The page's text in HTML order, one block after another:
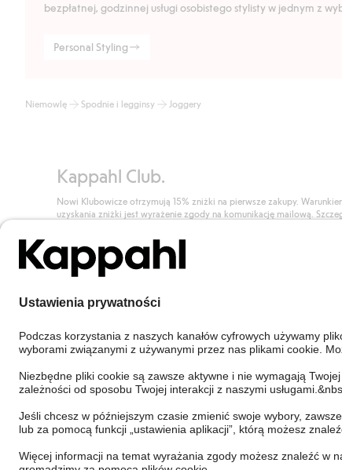
bezpłatnej, godzinnej usługi osobistego stylisty w jednym z
Personal Styling
Niemowlę Spodnie i legginsy Joggery
Kappahl Club.
Nowi Klubowicze otrzymują 15% zniżki na pierwsze zakupy.
uzyskania zniżki jest wyrażenie zgody na komunikację mailową.
Dołącz do Klubu!
Poland Zmień kraj